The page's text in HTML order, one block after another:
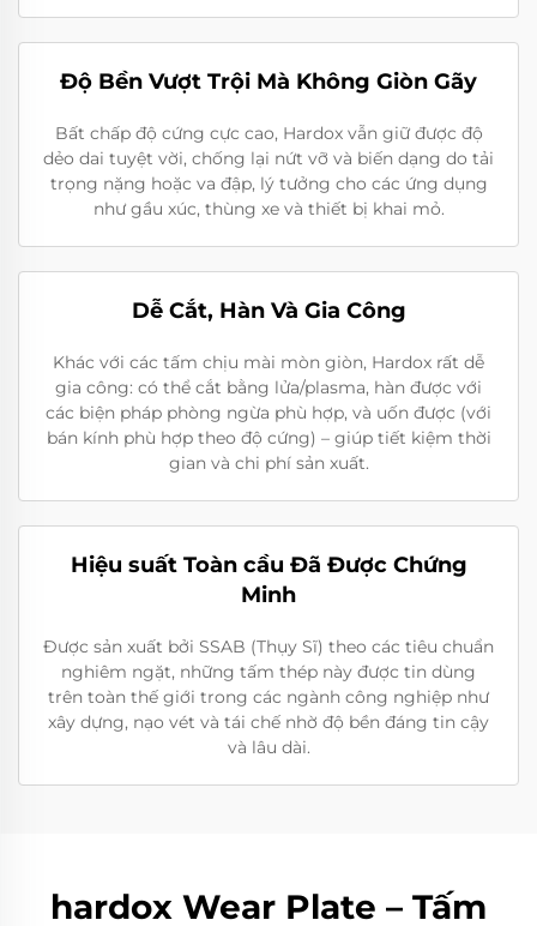
Độ Bền Vượt Trội Mà Không Giòn Gãy
Bất chấp độ cứng cực cao, Hardox vẫn giữ được độ
dẻo dai tuyệt vời, chống lại nứt vỡ và biến dạng do tải
trọng nặng hoặc va đập, lý tưởng cho các ứng dụng
như gầu xúc, thùng xe và thiết bị khai mỏ.
Dễ Cắt, Hàn Và Gia Công
Khác với các tấm chịu mài mòn giòn, Hardox rất dễ
gia công: có thể cắt bằng lửa/plasma, hàn được với
các biện pháp phòng ngừa phù hợp, và uốn được (với
bán kính phù hợp theo độ cứng) – giúp tiết kiệm thời
gian và chi phí sản xuất.
Hiệu suất Toàn cầu Đã Được Chứng
Minh
Được sản xuất bởi SSAB (Thụy Sĩ) theo các tiêu chuẩn
nghiêm ngặt, những tấm thép này được tin dùng
trên toàn thế giới trong các ngành công nghiệp như
xây dựng, nạo vét và tái chế nhờ độ bền đáng tin cậy
và lâu dài.
hardox Wear Plate – Tấm